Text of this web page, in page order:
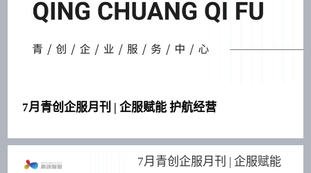
7月青创企服月刊 | 企服赋能 护航经营
7月青创企服月刊 | 企服赋能